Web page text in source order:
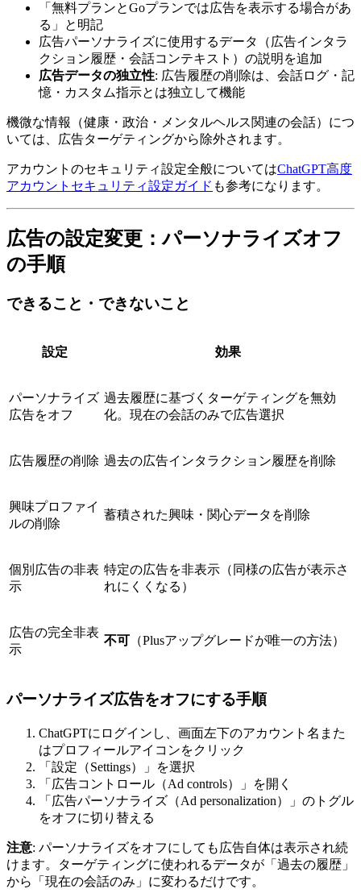
「無料プランとGoプランでは広告を表示する場合があ
る」と明記
広告パーソナライズに使用するデータ（広告インタラ
クション履歴・会話コンテキスト）の説明を追加
広告データの独立性: 広告履歴の削除は、会話ログ・記
憶・カスタム指示とは独立して機能
機微な情報（健康・政治・メンタルヘルス関連の会話）につ
いては、広告ターゲティングから除外されます。
アカウントのセキュリティ設定全般についてはChatGPT高度
アカウントセキュリティ設定ガイド も参考になります。
広告の設定変更：パーソナライズオフ
の手順
できること・できないこと
設定 効果
パーソナライズ
広告をオフ
過去履歴に基づくターゲティングを無効
化。現在の会話のみで広告選択
広告履歴の削除 過去の広告インタラクション履歴を削除
興味プロファイ
ルの削除
蓄積された興味・関心データを削除
個別広告の非表
示
特定の広告を非表示（同様の広告が表示さ
れにくくなる）
広告の完全非表
示
不可 （Plusアップグレードが唯一の方法）
パーソナライズ広告をオフにする手順
ChatGPTにログインし、画面左下のアカウント名また
はプロフィールアイコンをクリック
「設定（Settings）」を選択
「広告コントロール（Ad controls）」を開く
「広告パーソナライズ（Ad personalization）」のトグル
をオフに切り替える
注意: パーソナライズをオフにしても広告自体は表示され続
けます。ターゲティングに使われるデータが「過去の履歴」
から「現在の会話のみ」に変わるだけです。